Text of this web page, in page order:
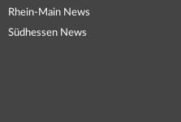
Rhein-Main News
Südhessen News